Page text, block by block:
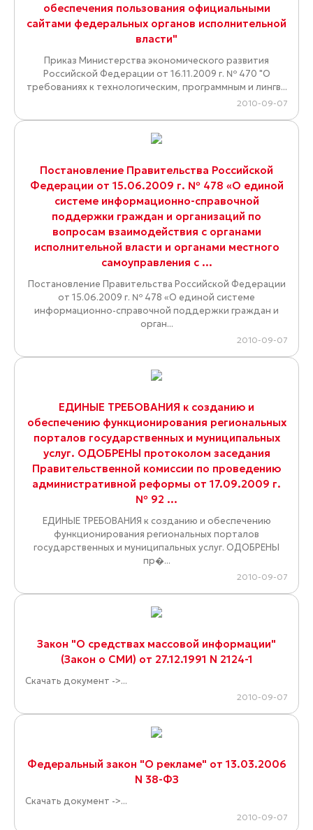
обеспечения пользования официальными
сайтами федеральных органов исполнительной
власти"
Приказ Министерства экономического развития
Российской Федерации от 16.11.2009 г. № 470 "О
требованиях к технологическим, программным и лингв...
2010-09-07
Постановление Правительства Российской
Федерации от 15.06.2009 г. № 478 «О единой
системе информационно-справочной
поддержки граждан и организаций по
вопросам взаимодействия с органами
исполнительной власти и органами местного
самоуправления с ...
Постановление Правительства Российской Федерации
от 15.06.2009 г. № 478 «О единой системе
информационно-справочной поддержки граждан и
орган...
2010-09-07
ЕДИНЫЕ ТРЕБОВАНИЯ к созданию и
обеспечению функционирования региональных
порталов государственных и муниципальных
услуг. ОДОБРЕНЫ протоколом заседания
Правительственной комиссии по проведению
административной реформы от 17.09.2009 г.
№ 92 ...
ЕДИНЫЕ ТРЕБОВАНИЯ к созданию и обеспечению
функционирования региональных порталов
государственных и муниципальных услуг. ОДОБРЕНЫ
пр�...
2010-09-07
Закон "О средствах массовой информации"
(Закон о СМИ) от 27.12.1991 N 2124-1
Скачать документ ->...
2010-09-07
Федеральный закон "О рекламе" от 13.03.2006
N 38-ФЗ
Скачать документ ->...
2010-09-07